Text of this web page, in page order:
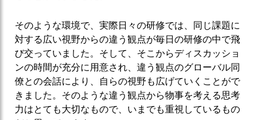
そのような環境で、実際日々の研修では、同じ課題に
対する広い視野からの違う観点が毎日の研修の中で飛
び交っていました。そして、そこからディスカッショ
ンの時間が充分に用意され、違う観点のグローバル同
僚との会話により、自らの視野も広げていくことがで
きました。そのような違う観点から物事を考える思考
力はとても大切なもので、いまでも重視しているもの